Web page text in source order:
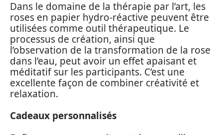
Dans le domaine de la thérapie par l’art, les
roses en papier hydro-réactive peuvent être
utilisées comme outil thérapeutique. Le
processus de création, ainsi que
l’observation de la transformation de la rose
dans l’eau, peut avoir un effet apaisant et
méditatif sur les participants. C’est une
excellente façon de combiner créativité et
relaxation.
Cadeaux personnalisés